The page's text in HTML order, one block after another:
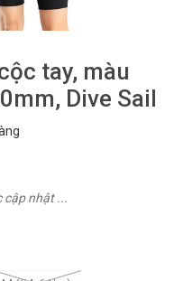
tay, màu
Dive Sail
cập nhật ...